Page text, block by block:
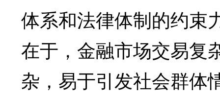
体系和法律体制的约束
在于，金融市场交易复
杂，易于引发社会群体